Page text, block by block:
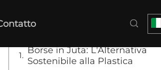
Indice
Borse in Juta: L'Alternativa
Sostenibile alla Plastica